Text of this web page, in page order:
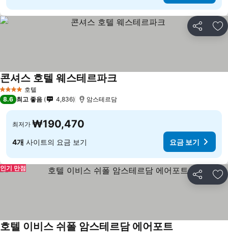
공유 즐
4 성급 호텔
콘셔스 호텔 웨스테르파크
8.6 최고 좋음 4,836 암스테르담
최저가 ₩190,470
4개 사이트의 요금 보기 요금 보기
공유 즐
인기 만점
호텔 이비스 쉬폴 암스테르담 에어포트